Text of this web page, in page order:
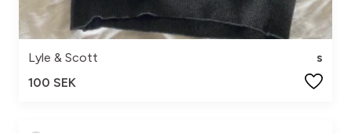
Lyle & Scott
s
100 SEK